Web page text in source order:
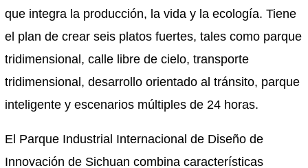
que integra la producción, la vida y la ecología. Tiene
el plan de crear seis platos fuertes, tales como parque
tridimensional, calle libre de cielo, transporte
tridimensional, desarrollo orientado al tránsito, parque
inteligente y escenarios múltiples de 24 horas.
El Parque Industrial Internacional de Diseño de
Innovación de Sichuan combina características